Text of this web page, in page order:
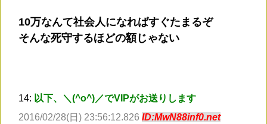
10万なんて社会人になればすぐたまるぞ
そんな死守するほどの額じゃない
14: 以下、＼(^o^)／でVIPがお送りします
2016/02/28(日) 23:56:12.826 ID:MwN88inf0.net